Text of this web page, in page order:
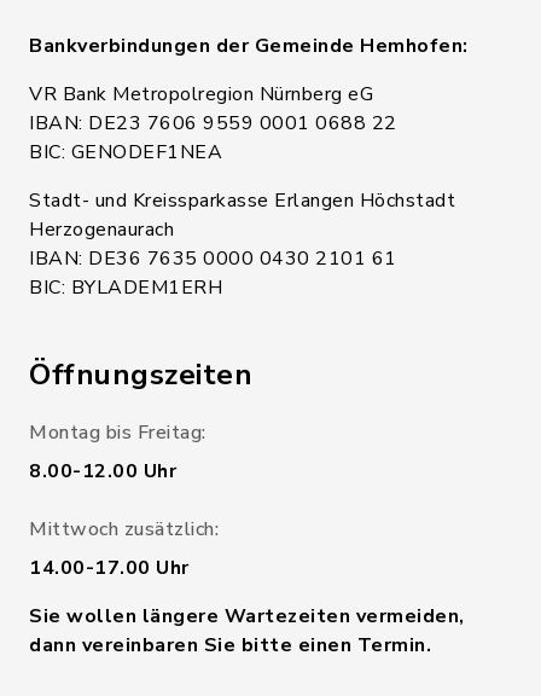
Bankverbindungen der Gemeinde Hemhofen:
VR Bank Metropolregion Nürnberg eG
IBAN: DE23 7606 9559 0001 0688 22
BIC: GENODEF1NEA
Stadt- und Kreissparkasse Erlangen Höchstadt
Herzogenaurach
IBAN: DE36 7635 0000 0430 2101 61
BIC: BYLADEM1ERH
Öffnungszeiten
Montag bis Freitag:
8.00-12.00 Uhr
Mittwoch zusätzlich:
14.00-17.00 Uhr
Sie wollen längere Wartezeiten vermeiden,
dann vereinbaren Sie bitte einen Termin.